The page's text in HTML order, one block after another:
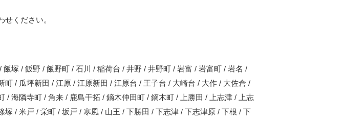
ください。
塚 / 飯野 / 飯野町 / 石川 / 稲荷台 / 井野 / 井野町 / 岩富 / 岩富町 / 岩名 /
町 / 瓜坪新田 / 江原 / 江原新田 / 江原台 / 王子台 / 大崎台 / 大作 / 大佐倉 /
/ 海隣寺町 / 角来 / 鹿島干拓 / 鏑木仲田町 / 鏑木町 / 上勝田 / 上志津 / 上志
塚 / 米戸 / 栄町 / 坂戸 / 寒風 / 山王 / 下勝田 / 下志津 / 下志津原 / 下根 / 下